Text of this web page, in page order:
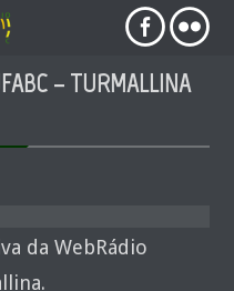
– TURMALLINA
da WebRádio